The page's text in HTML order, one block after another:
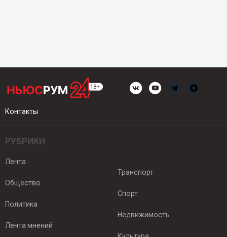
Контакты
РУБРИКИ
Лента
Общество
Политика
Лента мнений
Транспорт
Спорт
Недвижимость